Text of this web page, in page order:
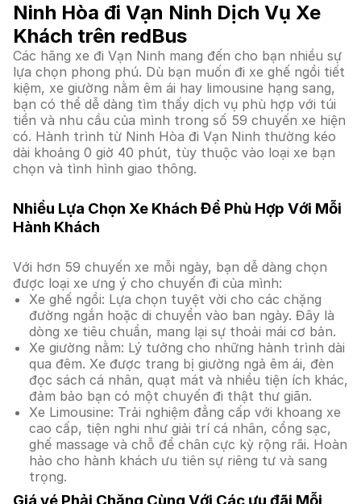
Ninh Hòa đi Vạn Ninh Dịch Vụ Xe
Khách trên redBus
Các hãng xe đi Vạn Ninh mang đến cho bạn nhiều sự
lựa chọn phong phú. Dù bạn muốn đi xe ghế ngồi tiết
kiệm, xe giường nằm êm ái hay limousine hạng sang,
bạn có thể dễ dàng tìm thấy dịch vụ phù hợp với túi
tiền và nhu cầu của mình trong số 59 chuyến xe hiện
có. Hành trình từ Ninh Hòa đi Vạn Ninh thường kéo
dài khoảng 0 giờ 40 phút, tùy thuộc vào loại xe bạn
chọn và tình hình giao thông.
Nhiều Lựa Chọn Xe Khách Để Phù Hợp Với Mỗi
Hành Khách
Với hơn 59 chuyến xe mỗi ngày, bạn dễ dàng chọn
được loại xe ưng ý cho chuyến đi của mình:
Xe ghế ngồi: Lựa chọn tuyệt vời cho các chặng
đường ngắn hoặc di chuyển vào ban ngày. Đây là
dòng xe tiêu chuẩn, mang lại sự thoải mái cơ bản.
Xe giường nằm: Lý tưởng cho những hành trình dài
qua đêm. Xe được trang bị giường ngả êm ái, đèn
đọc sách cá nhân, quạt mát và nhiều tiện ích khác,
đảm bảo bạn có một chuyến đi thật thư giãn.
Xe Limousine: Trải nghiệm đẳng cấp với khoang xe
cao cấp, tiện nghi như giải trí cá nhân, cổng sạc,
ghế massage và chỗ để chân cực kỳ rộng rãi. Hoàn
hảo cho hành khách ưu tiên sự riêng tư và sang
trọng.